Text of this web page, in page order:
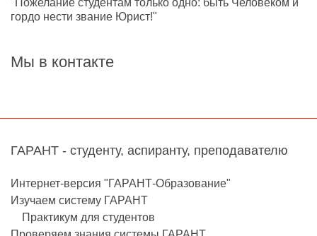
гордо нести звание Юрист!"
Мы в контакте
ГАРАНТ - студенту, аспиранту, преподавателю
Интернет-версия "ГАРАНТ-Образование"
Изучаем систему ГАРАНТ
Практикум для студентов